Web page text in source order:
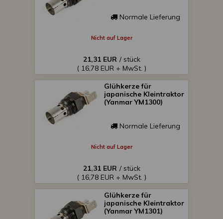
Normale Lieferung
Nicht auf Lager
21,31 EUR / stück
( 16,78 EUR + MwSt. )
Glühkerze für
japanische Kleintraktor
(Yanmar YM1300)
Normale Lieferung
Nicht auf Lager
21,31 EUR / stück
( 16,78 EUR + MwSt. )
Glühkerze für
japanische Kleintraktor
(Yanmar YM1301)